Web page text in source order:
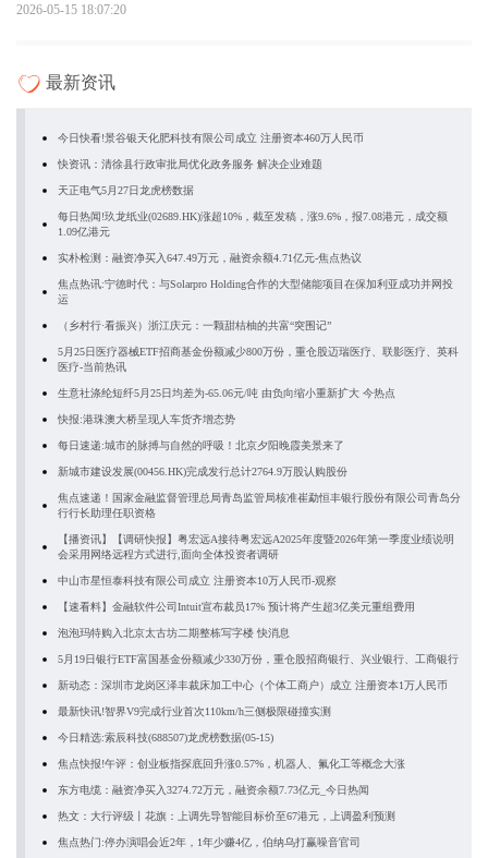
2026-05-15 18:07:20
最新资讯
今日快看!景谷银天化肥科技有限公司成立 注册资本460万人民币
快资讯：清徐县行政审批局优化政务服务 解决企业难题
天正电气5月27日龙虎榜数据
每日热闻!玖龙纸业(02689.HK)涨超10%，截至发稿，涨9.6%，报7.08港元，成交额
1.09亿港元
实朴检测：融资净买入647.49万元，融资余额4.71亿元-焦点热议
焦点热讯:宁德时代：与Solarpro Holding合作的大型储能项目在保加利亚成功并网投
运
（乡村行·看振兴）浙江庆元：一颗甜桔柚的共富“突围记”
5月25日医疗器械ETF招商基金份额减少800万份，重仓股迈瑞医疗、联影医疗、英科
医疗-当前热讯
生意社涤纶短纤5月25日均差为-65.06元/吨 由负向缩小重新扩大 今热点
快报:港珠澳大桥呈现人车货齐增态势
每日速递:城市的脉搏与自然的呼吸！北京夕阳晚霞美景来了
新城市建设发展(00456.HK)完成发行总计2764.9万股认购股份
焦点速递！国家金融监督管理总局青岛监管局核准崔勐恒丰银行股份有限公司青岛分
行行长助理任职资格
【播资讯】【调研快报】粤宏远A接待粤宏远A2025年度暨2026年第一季度业绩说明
会采用网络远程方式进行,面向全体投资者调研
中山市星恒泰科技有限公司成立 注册资本10万人民币-观察
【速看料】金融软件公司Intuit宣布裁员17% 预计将产生超3亿美元重组费用
泡泡玛特购入北京太古坊二期整栋写字楼 快消息
5月19日银行ETF富国基金份额减少330万份，重仓股招商银行、兴业银行、工商银行
新动态：深圳市龙岗区泽丰裁床加工中心（个体工商户）成立 注册资本1万人民币
最新快讯!智界V9完成行业首次110km/h三侧极限碰撞实测
今日精选:索辰科技(688507)龙虎榜数据(05-15)
焦点快报!午评：创业板指探底回升涨0.57%，机器人、氟化工等概念大涨
东方电缆：融资净买入3274.72万元，融资余额7.73亿元_今日热闻
热文：大行评级丨花旗：上调先导智能目标价至67港元，上调盈利预测
焦点热门:停办演唱会近2年，1年少赚4亿，伯纳乌打赢噪音官司